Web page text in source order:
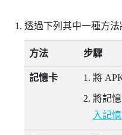
透過下列其中一種方法
方法 步驟
記憶卡 將
將記
入記